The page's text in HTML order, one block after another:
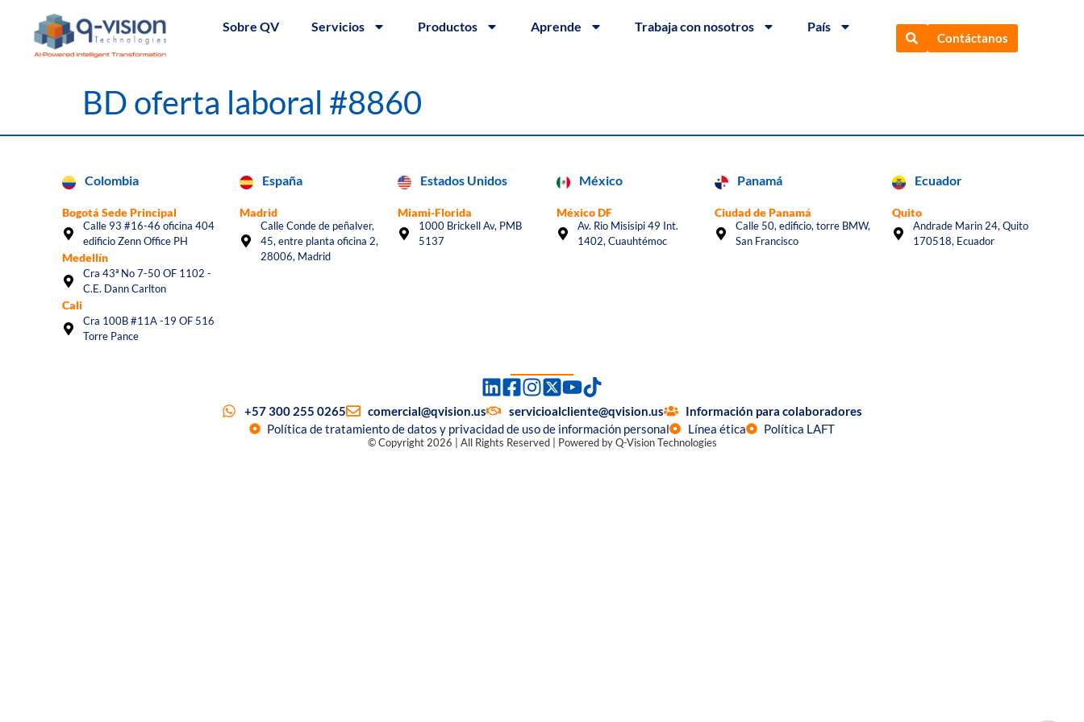
Sobre QV Servicios Productos Aprende Trabaja con nosotros País
Contáctanos
BD oferta laboral #8860
Colombia
Bogotá Sede Principal
Calle 93 #16-46 oficina 404
edificio Zenn Office PH
Medellín
Cra 43ª No 7-50 OF 1102 -
C.E. Dann Carlton
Cali
Cra 100B #11A -19 OF 516
Torre Pance
España
Madrid
Calle Conde de peñalver,
45, entre planta oficina 2,
28006, Madrid
Estados Unidos
Miami-Florida
1000 Brickell Av, PMB
5137
México
México DF
Av. Rio Misisipi 49 Int.
1402, Cuauhtémoc
Panamá
Ciudad de Panamá
Calle 50, edificio, torre BMW,
San Francisco
Ecuador
Quito
Andrade Marin 24, Quito
170518, Ecuador
+57 300 255 0265 comercial@qvision.us servicioalcliente@qvision.us
Información para colaboradores
Política de tratamiento de datos y privacidad de uso de información personal
Línea ética Política LAFT
© Copyright 2026 | All Rights Reserved | Powered by Q-Vision Technologies